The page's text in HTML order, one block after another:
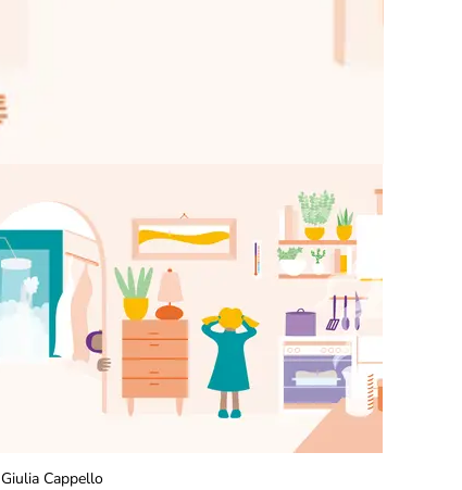
Giulia Cappello